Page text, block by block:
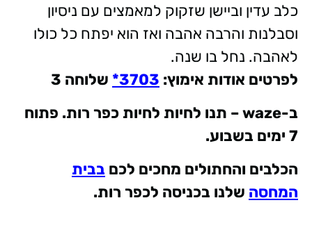
כלב עדין וביישן שזקוק למאמצים עם ניסיון
וסבלנות והרבה אהבה ואז הוא יפתח כל כולו
לאהבה. נחל בו שנה.
לפרטים אודות אימוץ:
3703* שלוחה 3
ב-waze –
תנו לחיות לחיות כפר רות. פתוח
7 ימים בשבוע
.
הכלבים והחתולים מחכים לכם בבית
המחסה שלנו בכניסה לכפר רות.